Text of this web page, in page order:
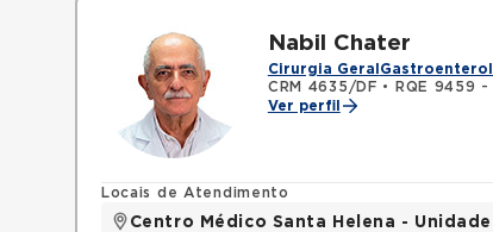
Nabil Chater
Cirurgia Geral
CRM 4635/DF •
RQE 9459
Ver perfil
Locais de Atendimento
Centro Médico Santa Helena -